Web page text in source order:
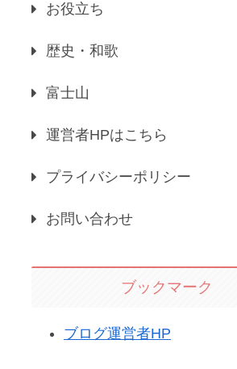
お役立ち
歴史・和歌
富士山
運営者HPはこちら
プライバシーポリシー
お問い合わせ
ブックマーク
ブログ運営者HP